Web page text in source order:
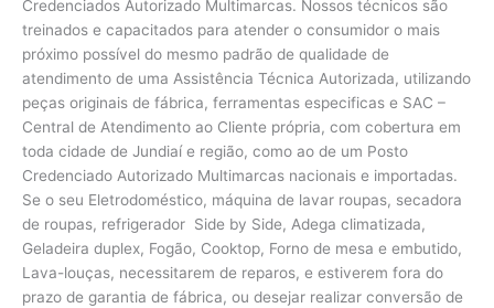
Credenciados Autorizado Multimarcas. Nossos técnicos são
treinados e capacitados para atender o consumidor o mais
próximo possível do mesmo padrão de qualidade de
atendimento de uma Assistência Técnica Autorizada, utilizando
peças originais de fábrica, ferramentas especificas e SAC –
Central de Atendimento ao Cliente própria, com cobertura em
toda cidade de Jundiaí e região, como ao de um Posto
Credenciado Autorizado Multimarcas nacionais e importadas.
Se o seu Eletrodoméstico, máquina de lavar roupas, secadora
de roupas, refrigerador Side by Side, Adega climatizada,
Geladeira duplex, Fogão, Cooktop, Forno de mesa e embutido,
Lava-louças, necessitarem de reparos, e estiverem fora do
prazo de garantia de fábrica, ou desejar realizar conversão de